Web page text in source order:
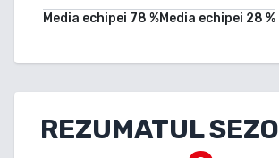
Media echipei 78 %Media echipei 28 %
REZUMATUL